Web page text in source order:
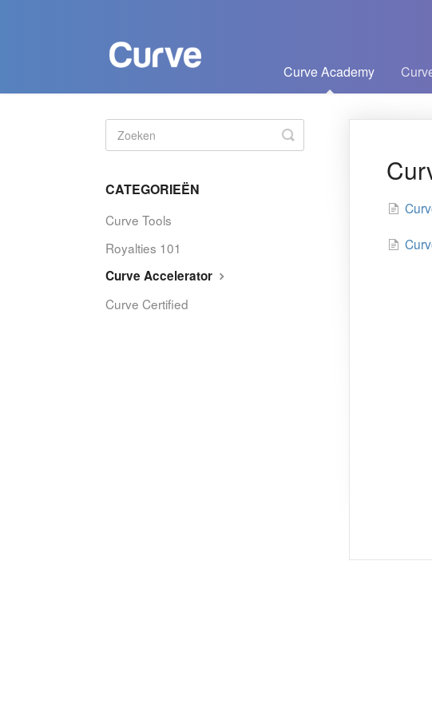
Curve Academy
Zoeken
in-/uitschakelen
CATEGORIEËN
Curve Tools
Royalties 101
Curve Accelerator
Curve Certified